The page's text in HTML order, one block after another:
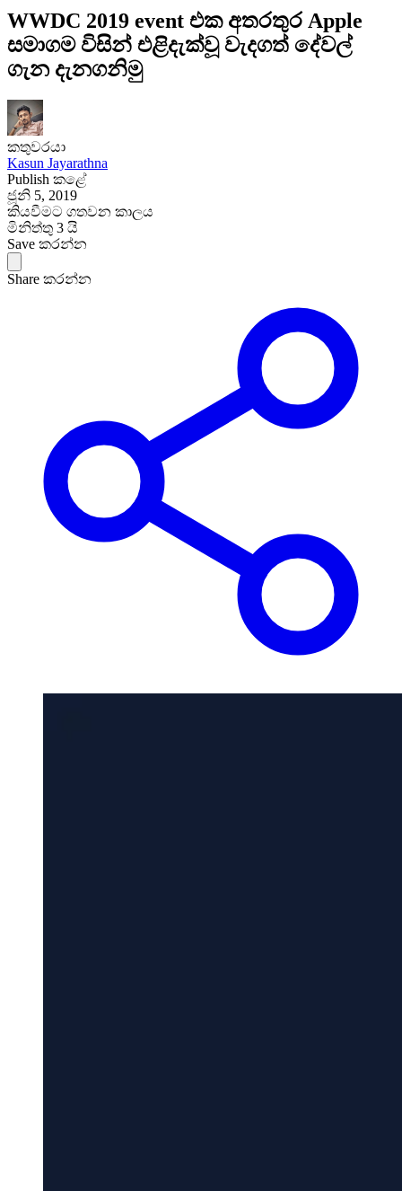
WWDC 2019 event එක අතරතුර Apple
සමාගම විසින් එළිදැක්වූ වැදගත් දේවල්
ගැන දැනගනිමු
කතුවරයා
Kasun Jayarathna
Publish කළේ
ජූනි 5, 2019
කියවීමට ගතවන කාලය
මිනිත්තු 3 යි
Save කරන්න
Share කරන්න